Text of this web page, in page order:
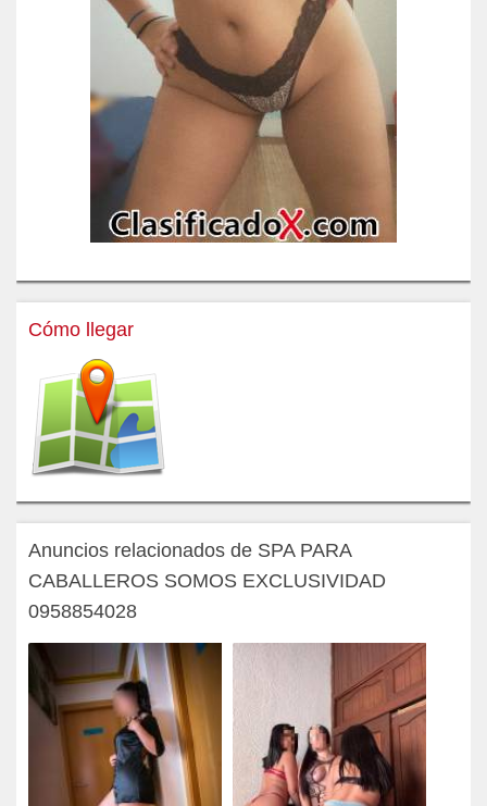
Cómo llegar
Anuncios relacionados de SPA PARA
CABALLEROS SOMOS EXCLUSIVIDAD
0958854028